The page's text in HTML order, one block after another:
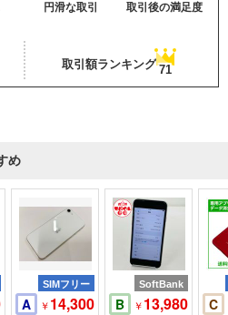
円滑な取引 取引後の満足度
取引額ランキング 71
め
SIMフリー
A ￥14,300
SoftBank
B ￥13,980 C